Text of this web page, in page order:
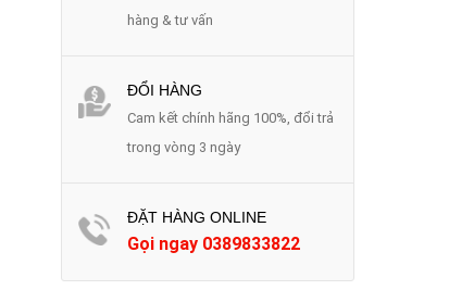
hàng & tư vấn
ĐỔI HÀNG
Cam kết chính hãng 100%, đổi trả
trong vòng 3 ngày
ĐẶT HÀNG ONLINE
Gọi ngay 0389833822